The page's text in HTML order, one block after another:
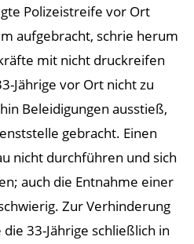
Polizeistreife vor Ort
aufgebracht, schrie herum
mit nicht druckreifen
Jährige vor Ort nicht zu
Beleidigungen ausstieß,
gebracht. Einen
nicht durchführen und sich
auch die Entnahme einer
Zur Verhinderung
33-Jährige schließlich in